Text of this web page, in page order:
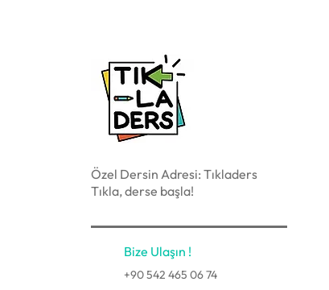
Özel Dersin Adresi: Tıkladers
Tıkla, derse başla!
Bize Ulaşın !
+90 542 465 06 74